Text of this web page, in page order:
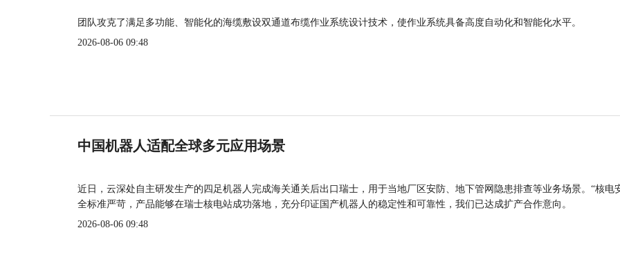
团队攻克了满足多功能、智能化的海缆敷设双通道布缆作业系统设计技术，使作业系统具备高度自动化和智能化水平。
2026-08-06 09:48
中国机器人适配全球多元应用场景
近日，云深处自主研发生产的四足机器人完成海关通关后出口瑞士，用于当地厂区安防、地下管网隐患排查等业务场景。“核电
全标准严苛，产品能够在瑞士核电站成功落地，充分印证国产机器人的稳定性和可靠性，我们已达成扩产合作意向。
2026-08-06 09:48